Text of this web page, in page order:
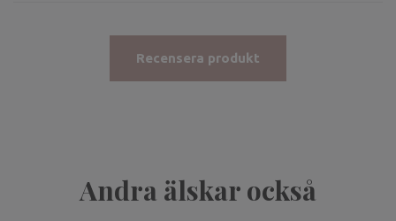
Recensera produkt
Andra älskar också